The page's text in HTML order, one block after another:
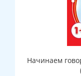
Начинаем